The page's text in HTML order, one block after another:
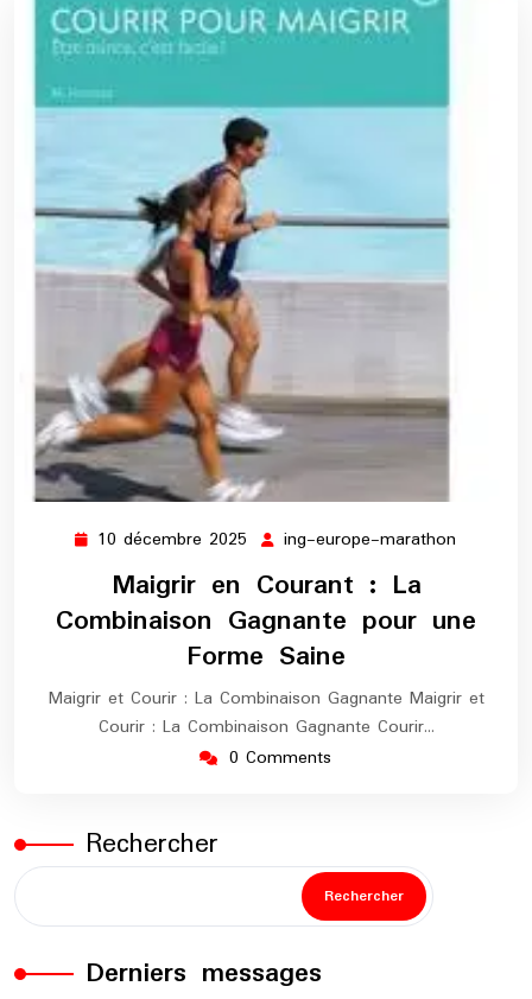
10 décembre 2025 10
décembre
2025
ing-europe-marathon
Maigrir en Courant : La
Combinaison Gagnante pour une
Forme Saine
Maigrir et Courir : La Combinaison Gagnante Maigrir et
Courir : La Combinaison Gagnante Courir…
0 Comments
Rechercher
Rechercher
Derniers messages